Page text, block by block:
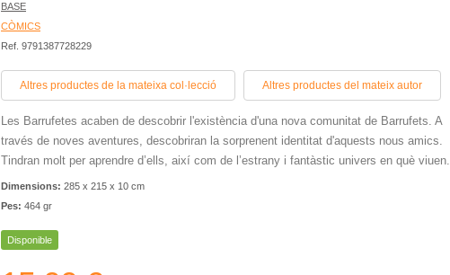
BASE
CÒMICS
Ref. 9791387728229
Altres productes de la mateixa col·lecció Altres productes del mateix autor
Les Barrufetes acaben de descobrir l'existència d'una nova comunitat de Barrufets. A
través de noves aventures, descobriran la sorprenent identitat d'aquests nous amics.
Tindran molt per aprendre d’ells, així com de l’estrany i fantàstic univers en què viuen.
Dimensions: 285 x 215 x 10 cm
Pes: 464 gr
Disponible